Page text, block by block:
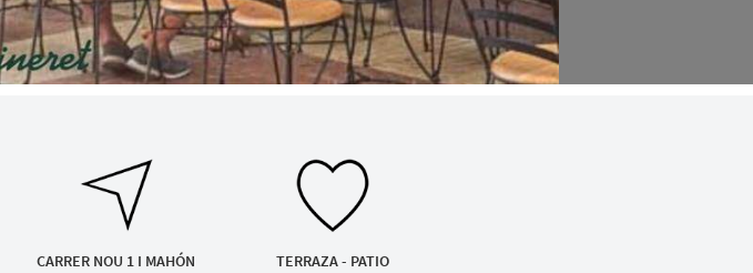
CARRER NOU 1 I MAHÓN TERRAZA - PATIO